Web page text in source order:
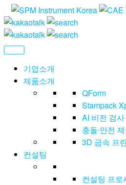
기업소개
제품소개
QForm
Stampack
AI 비전 검
충돌∙안전
3D 금속 프
컨설팅
컨설팅 프로